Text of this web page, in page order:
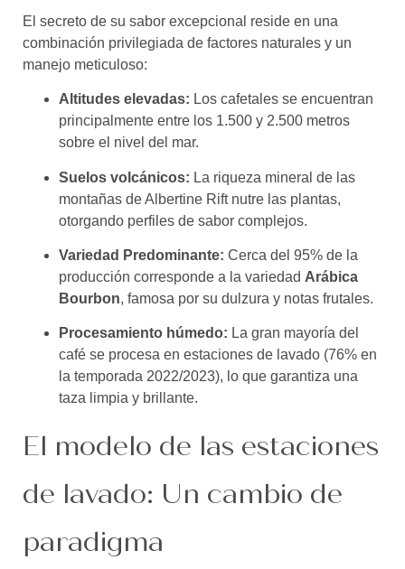
El secreto de su sabor excepcional reside en una
combinación privilegiada de factores naturales y un
manejo meticuloso:
Altitudes elevadas: Los cafetales se encuentran
principalmente entre los 1.500 y 2.500 metros
sobre el nivel del mar.
Suelos volcánicos: La riqueza mineral de las
montañas de Albertine Rift nutre las plantas,
otorgando perfiles de sabor complejos.
Variedad Predominante: Cerca del 95% de la
producción corresponde a la variedad Arábica
Bourbon, famosa por su dulzura y notas frutales.
Procesamiento húmedo: La gran mayoría del
café se procesa en estaciones de lavado (76% en
la temporada 2022/2023), lo que garantiza una
taza limpia y brillante.
El modelo de las estaciones
de lavado: Un cambio de
paradigma